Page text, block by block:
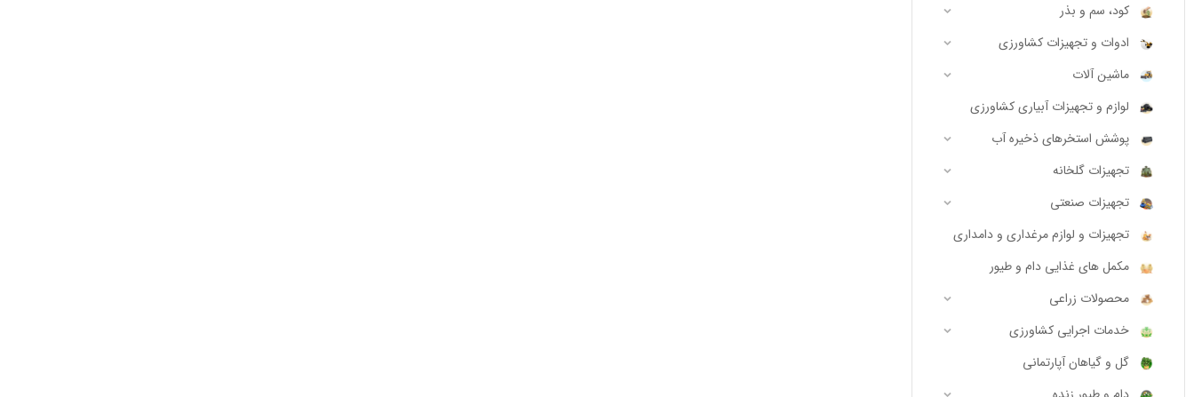
کود، سم و بذر
ادوات و تجهیزات کشاورزی
ماشین آلات
لوازم و تجهیزات آبیاری کشاورزی
پوشش استخرهای ذخیره آب
تجهیزات گلخانه
تجهیزات صنعتی
تجهیزات و لوازم مرغداری و دامداری
مکمل های غذایی دام و طیور
محصولات زراعی
خدمات اجرایی کشاورزی
گل و گیاهان آپارتمانی